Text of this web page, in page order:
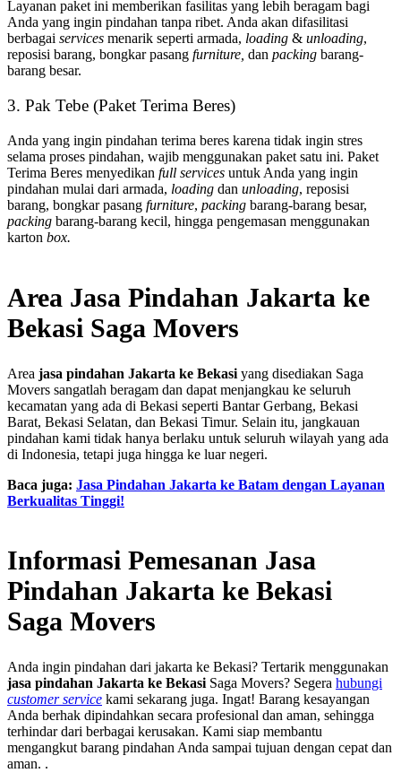
Layanan paket ini memberikan fasilitas yang lebih beragam bagi
Anda yang ingin pindahan tanpa ribet. Anda akan difasilitasi
berbagai services menarik seperti armada, loading & unloading,
reposisi barang, bongkar pasang furniture, dan packing barang-
barang besar.
3. Pak Tebe (Paket Terima Beres)
Anda yang ingin pindahan terima beres karena tidak ingin stres
selama proses pindahan, wajib menggunakan paket satu ini. Paket
Terima Beres menyedikan full services untuk Anda yang ingin
pindahan mulai dari armada, loading dan unloading, reposisi
barang, bongkar pasang furniture, packing barang-barang besar,
packing barang-barang kecil, hingga pengemasan menggunakan
karton box.
Area Jasa Pindahan Jakarta ke
Bekasi Saga Movers
Area jasa pindahan Jakarta ke Bekasi yang disediakan Saga
Movers sangatlah beragam dan dapat menjangkau ke seluruh
kecamatan yang ada di Bekasi seperti Bantar Gerbang, Bekasi
Barat, Bekasi Selatan, dan Bekasi Timur. Selain itu, jangkauan
pindahan kami tidak hanya berlaku untuk seluruh wilayah yang ada
di Indonesia, tetapi juga hingga ke luar negeri.
Baca juga: Jasa Pindahan Jakarta ke Batam dengan Layanan
Berkualitas Tinggi!
Informasi Pemesanan Jasa
Pindahan Jakarta ke Bekasi
Saga Movers
Anda ingin pindahan dari jakarta ke Bekasi? Tertarik menggunakan
jasa pindahan Jakarta ke Bekasi Saga Movers? Segera hubungi
customer service kami sekarang juga. Ingat! Barang kesayangan
Anda berhak dipindahkan secara profesional dan aman, sehingga
terhindar dari berbagai kerusakan. Kami siap membantu
mengangkut barang pindahan Anda sampai tujuan dengan cepat dan
aman. .